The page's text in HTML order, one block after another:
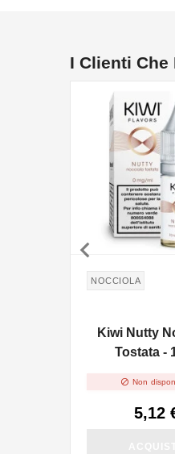
I Clienti Che
NOCCIOLA
Kiwi Nutty
Tostata -
 Non
5,12
